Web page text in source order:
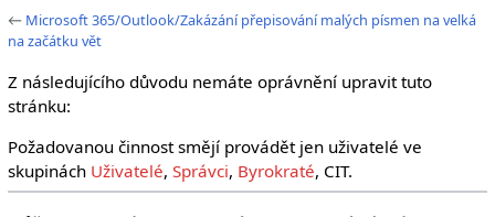
← Microsoft 365/Outlook/Zakázání přepisování malých písmen na velká
na začátku vět
Z následujícího důvodu nemáte oprávnění upravit tuto
stránku:
Požadovanou činnost smějí provádět jen uživatelé ve
skupinách Uživatelé, Správci, Byrokraté, CIT.